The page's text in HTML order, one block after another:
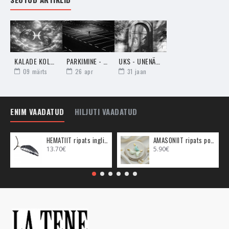
arenemise hetkel. Galaksiit aitab maandada Kolmanda Silma
viia, et samal ei tekiks stress.
- Sellel kristallil on tugevad kaitseomadused. Sellel kristallil on
oskus hoida eemal ka negatiivseid sündmusi, millest inimestel
kasu ei ole. On olemas ebameeldivaid sündmusi, tänu millele
saadetakse meie teele, aga nendest ei ole mingit kasu.
- Galaksiit aitab tervendada Auralekkeid, seega on kasulik seda
energiaaugud sinu Auras, mis juhivad head energiat sinust
eemale ning võtavad vastu halba energiat keskkonnast või
tervenduskristallide komplektis, hoida padja all või kanda
ehtena.
09 märts 26 apr 31 jaan
ENIM VAADATUD HILJUTI VAADATUD
13.70€ 5.90€